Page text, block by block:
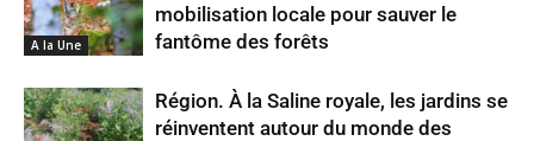
A la Une
mobilisation locale pour sauver le
fantôme des forêts
Région. À la Saline royale, les jardins se
réinventent autour du monde des